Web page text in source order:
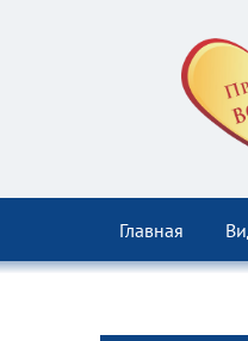
Главная